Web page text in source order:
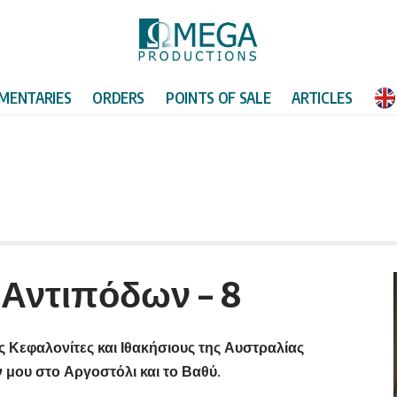
ORDERS POINTS OF SALE ARTICLES
– 8
και Ιθακήσιους της Αυστραλίας
στο Αργοστόλι και το Βαθύ.